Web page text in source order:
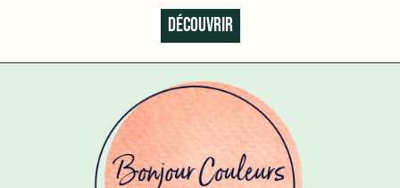
DÉCOUVRIR